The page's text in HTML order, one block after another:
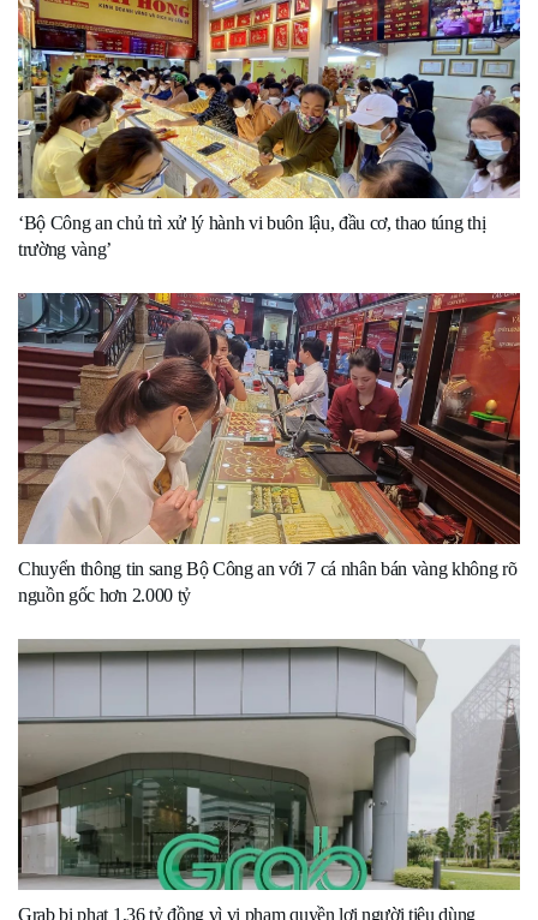
‘Bộ Công an chủ trì xử lý hành vi buôn lậu, đầu cơ, thao túng thị
trường vàng’
Chuyển thông tin sang Bộ Công an với 7 cá nhân bán vàng không rõ
nguồn gốc hơn 2.000 tỷ
Grab bị phạt 1,36 tỷ đồng vì vi phạm quyền lợi người tiêu dùng